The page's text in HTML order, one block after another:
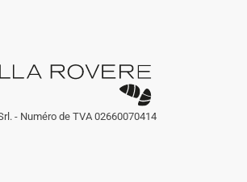
- Numéro de TVA 02660070414